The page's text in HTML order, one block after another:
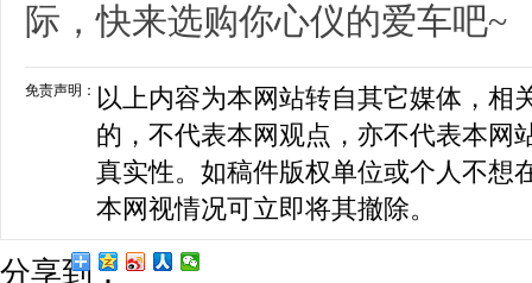
际，快来选购你心仪的爱车吧~
免责声明： 以上内容为本网站转自其它媒体，相
的，不代表本网观点，亦不代表本网
真实性。如稿件版权单位或个人不想
本网视情况可立即将其撤除。
分享到：